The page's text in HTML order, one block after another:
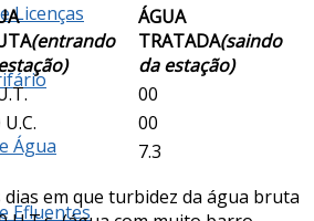
Licenças
Água
Efluentes
(entrando
ÁGUA
TRATADA(saindo
da estação)
00
00
7.3
em que turbidez da água bruta